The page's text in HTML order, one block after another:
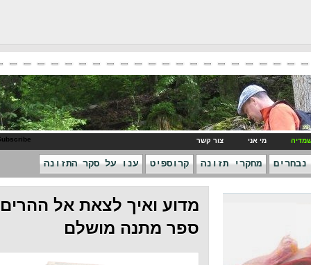
צור קשר
תזונה קרוספיט ענו על סקר התזונה
מדוע ואיך לצאת אל ההרים -
ספר מתנה מושלם